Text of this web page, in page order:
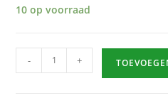
10 op voorraad
Michael
van
- +